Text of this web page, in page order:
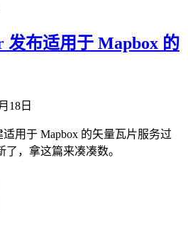
发布适用于 Mapbox 的
18日
适用于 Mapbox 的矢量瓦片服务过
，拿这篇来凑凑数。